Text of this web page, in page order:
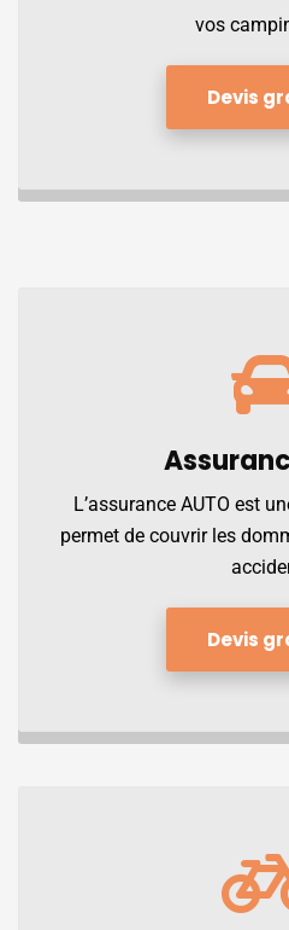
vos
Devis
L’assurance AUTO est
permet de couvrir les
Devis